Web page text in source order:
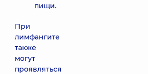
пищи.
При
лимфангите
также
могут
проявляться